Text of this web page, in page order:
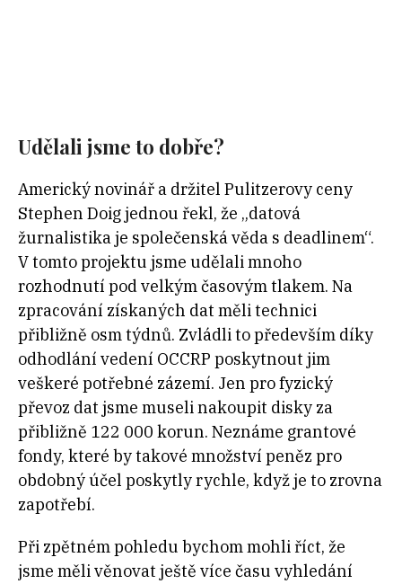
Udělali jsme to dobře?
Americký novinář a držitel Pulitzerovy ceny
Stephen Doig jednou řekl, že „datová
žurnalistika je společenská věda s deadlinem“.
V tomto projektu jsme udělali mnoho
rozhodnutí pod velkým časovým tlakem. Na
zpracování získaných dat měli technici
přibližně osm týdnů. Zvládli to především díky
odhodlání vedení OCCRP poskytnout jim
veškeré potřebné zázemí. Jen pro fyzický
převoz dat jsme museli nakoupit disky za
přibližně 122 000 korun. Neznáme grantové
fondy, které by takové množství peněz pro
obdobný účel poskytly rychle, když je to zrovna
zapotřebí.
Při zpětném pohledu bychom mohli říct, že
jsme měli věnovat ještě více času vyhledání